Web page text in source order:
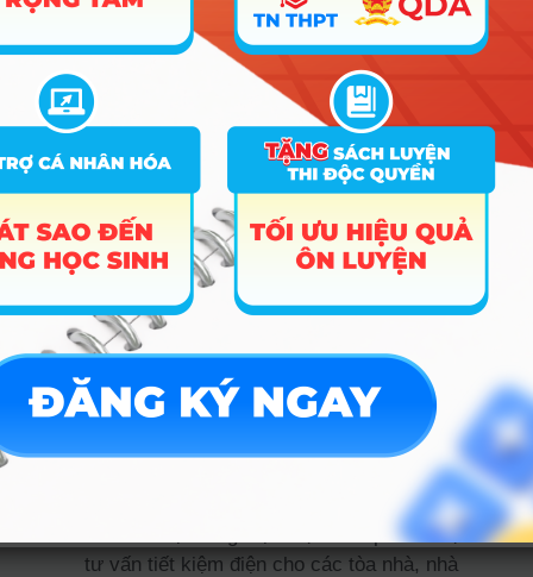
Cơ hội việc làm & Mức
lương tham khảo
Thị trường lao động ngành này tại Việt Nam đang
cực kỳ khát nhân lực, đặc biệt là nhân sự chất
lượng cao vận hành các dự án năng lượng tái tạo tại
miền Trung và miền Nam, trong khi nguồn cung từ
các trường đại học vẫn chưa đủ đáp ứng. Sinh viên
ra trường thường đảm nhận các vị trí:
Kỹ sư vận hành và bảo trì (O&M):
giám sát, sửa chữa tại các trang trại điện gió,
điện mặt trời hoặc nhà máy nhiệt điện – Mức
lương khởi điểm tham khảo: 10 – 15
triệu/tháng (có thể cao hơn nếu làm việc tại
Chuyên viên tư vấn giải pháp năng lượng:
Thiết kế hệ thống điện mặt trời áp mái hoặc
tư vấn tiết kiệm điện cho các tòa nhà, nhà